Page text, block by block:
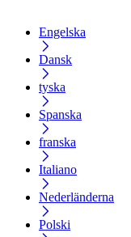
Engelska
Dansk
tyska
Spanska
franska
Italiano
Nederländerna
Polski